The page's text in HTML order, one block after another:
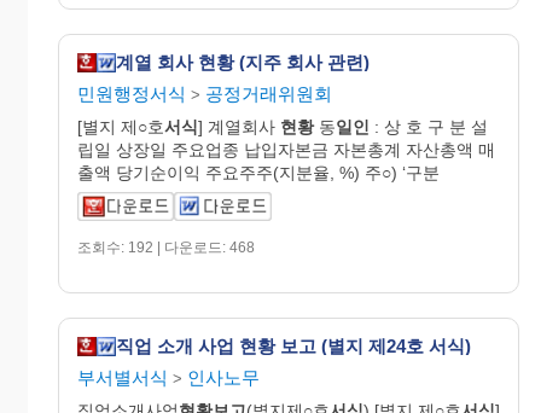
계열 회사 현황 (지주 회사 관련)
민원행정서식 > 공정거래위원회
[별지 제○호서식] 계열회사 현황동일인 : 상 호 구 분 설
립일 상장일 주요업종 납입자본금 자본총계 자산총액 매
출액 당기순이익 주요주주(지분율, %) 주○) ‘구분
조회수: 192 | 다운로드: 468
직업 소개 사업 현황 보고 (별지 제24호 서식)
부서별서식 > 인사노무